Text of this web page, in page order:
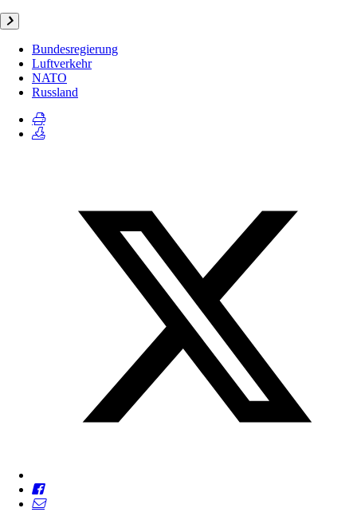
Bundesregierung
Luftverkehr
NATO
Russland